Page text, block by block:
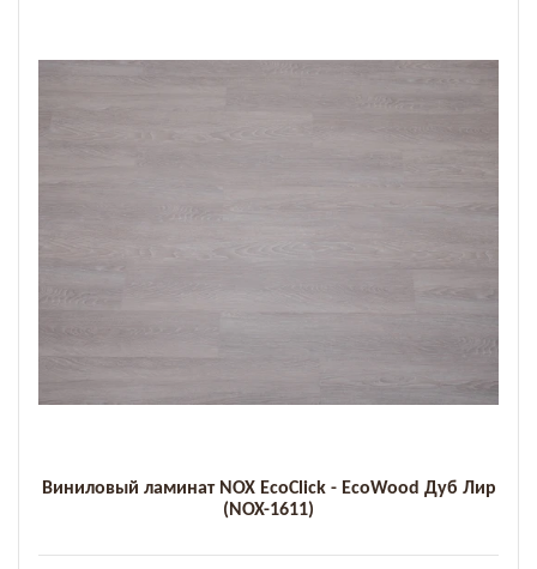
Виниловый ламинат NOX EcoClick - EcoWood Дуб Лир
(NOX-1611)